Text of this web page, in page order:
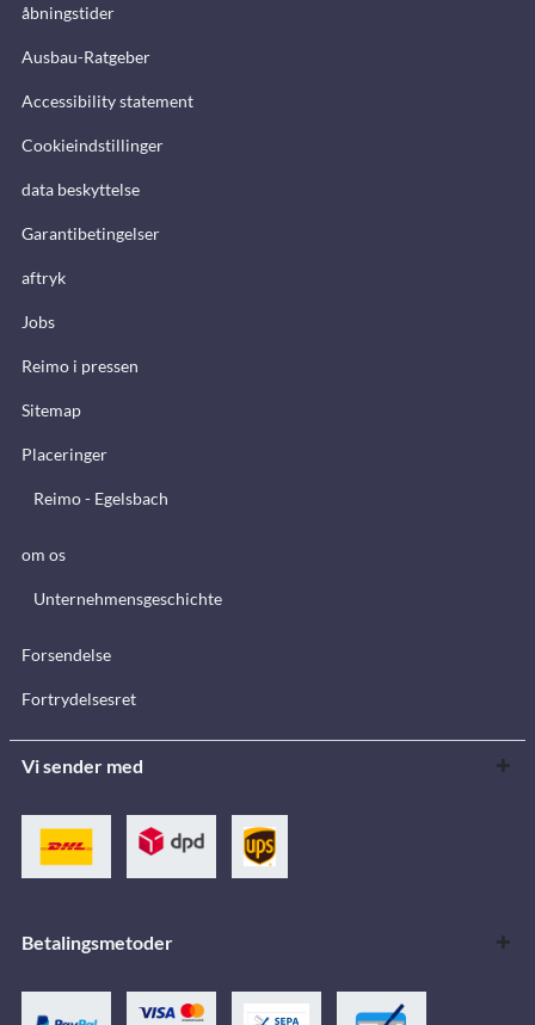
åbningstider
Ausbau-Ratgeber
Accessibility statement
Cookieindstillinger
data beskyttelse
Garantibetingelser
aftryk
Jobs
Reimo i pressen
Sitemap
Placeringer
Reimo - Egelsbach
om os
Unternehmensgeschichte
Forsendelse
Fortrydelsesret
Vi sender med
Betalingsmetoder